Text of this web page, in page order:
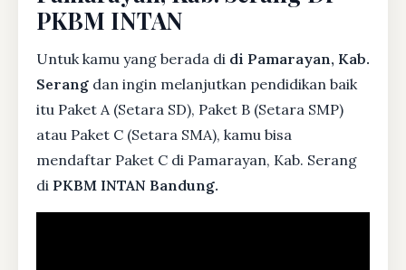
PKBM INTAN
Untuk kamu yang berada di di Pamarayan, Kab.
Serang dan ingin melanjutkan pendidikan baik
itu Paket A (Setara SD), Paket B (Setara SMP)
atau Paket C (Setara SMA), kamu bisa
mendaftar Paket C di Pamarayan, Kab. Serang
di PKBM INTAN Bandung.